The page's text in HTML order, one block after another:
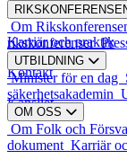
Styrande dokument
Karriär och praktik
Kontakt
Kansliet
Om
rikskonferenser
UTBILDNING
Minister för en dag
säkerhetsakademin
OM OSS
Om Folk och
dokument Karriär